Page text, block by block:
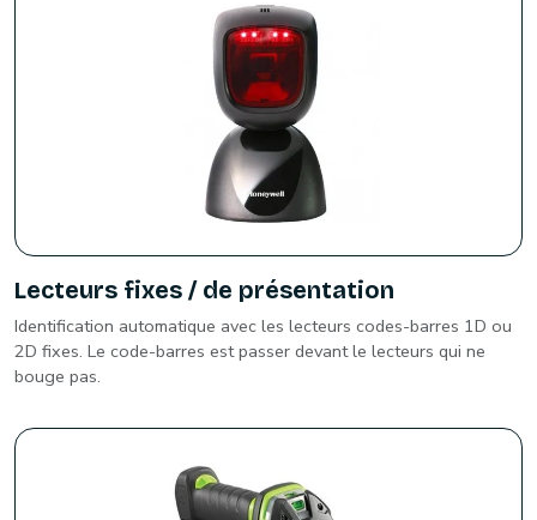
Lecteurs fixes / de présentation
Identification automatique avec les lecteurs codes-barres 1D ou
2D fixes. Le code-barres est passer devant le lecteurs qui ne
bouge pas.